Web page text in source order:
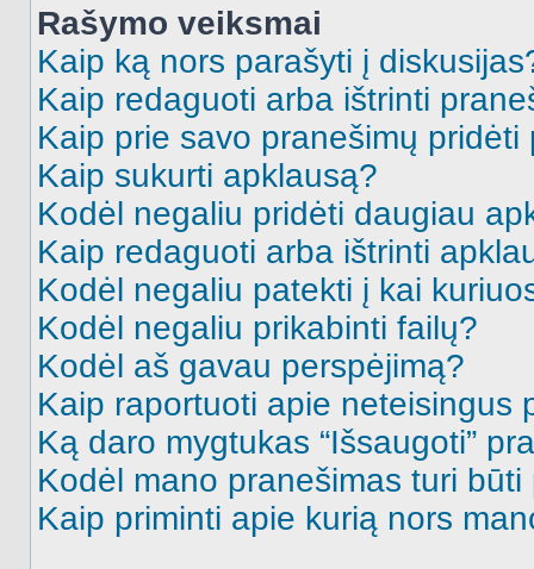
Rašymo veiksmai
Kaip ką nors parašyti į
Kaip redaguoti arba ištrinti
Kaip prie savo pranešimų pridėti
Kaip sukurti apklausą?
Kodėl negaliu pridėti daugiau
Kaip redaguoti arba ištrinti
Kodėl negaliu patekti į kai
Kodėl negaliu prikabinti failų?
Kodėl aš gavau perspėjimą?
Kaip raportuoti apie neteisingus
Ką daro mygtukas “Išsaugoti”
Kodėl mano pranešimas turi būti
Kaip priminti apie kurią nors